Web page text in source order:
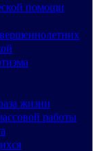
помощи
жизни
работы